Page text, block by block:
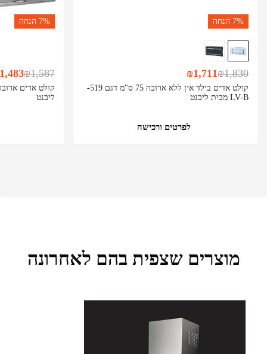
7% הנחה
קולט אדים בילד אין ללא ארובה 75 ס"מ דגם 519-
LV-B מבית ליבנט
₪1,830
₪1,711
לפרטים ורכישה
7% הנחה
ליבנט
₪1,587
מוצרים שצפית בהם לאחרונה